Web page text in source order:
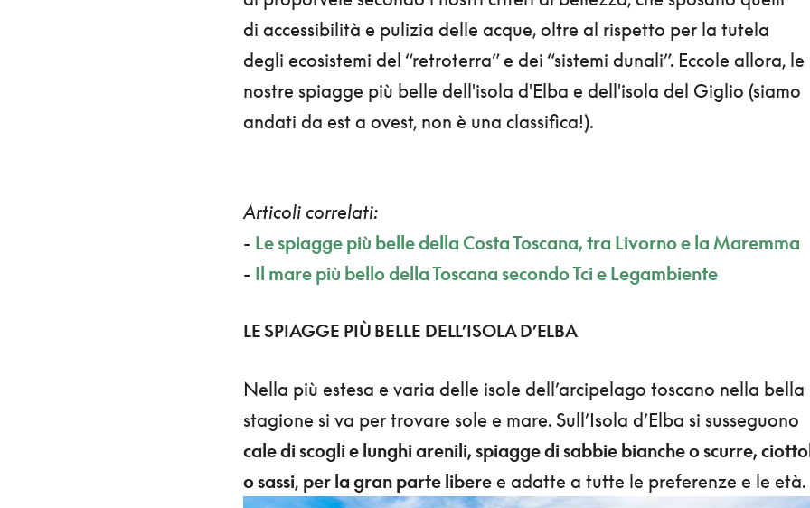
di accessibilità e pulizia delle acque, oltre al rispetto per la tutela
degli ecosistemi del “retroterra” e dei “sistemi dunali”. Eccole allora, le
nostre spiagge più belle dell'isola d'Elba e dell'isola del Giglio (siamo
andati da est a ovest, non è una classifica!).
Articoli correlati:
- Le spiagge più belle della Costa Toscana, tra Livorno e la Maremma
- Il mare più bello della Toscana secondo Tci e Legambiente
LE SPIAGGE PIÙ BELLE DELL’ISOLA D’ELBA
Nella più estesa e varia delle isole dell’arcipelago toscano nella bella
stagione si va per trovare sole e mare. Sull’Isola d’Elba si susseguono
cale di scogli e lunghi arenili, spiagge di sabbie bianche o scurre,
o sassi, per la gran parte liberee adatte a tutte le preferenze e le età.